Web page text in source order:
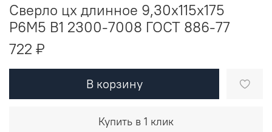
Сверло цх длинное 9,30х115х175
Р6М5 В1 2300-7008 ГОСТ 886-77
722 ₽
В корзину
Купить в 1 клик